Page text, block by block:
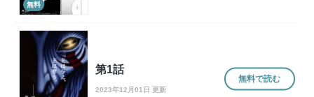
無料
第1話
2023年12月01日 更新
無料で読む